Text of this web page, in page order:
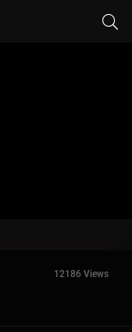
12186 Views